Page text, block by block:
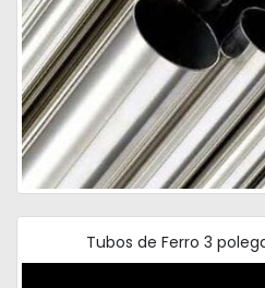
Tubos de Ferro 3